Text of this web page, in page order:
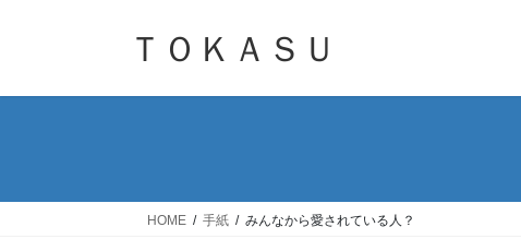
ＴＯＫＡＳＵ
HOME 手紙 みんなから愛されている人？